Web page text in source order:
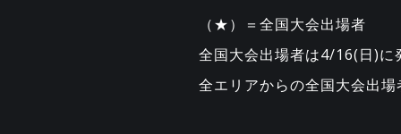
（★）＝全国大会出場者
全国大会出場者は4/16(日)に
全エリアからの全国大会出場